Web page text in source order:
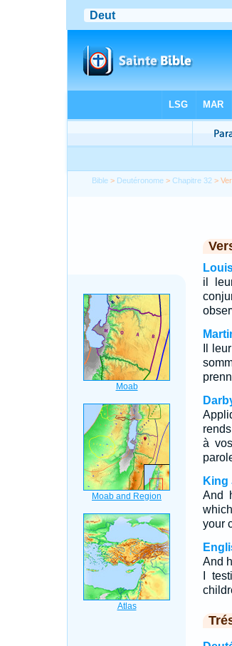
Bible > Deutéronome >Chapitre 32 >
il
Il
à
King
And
your
And
I